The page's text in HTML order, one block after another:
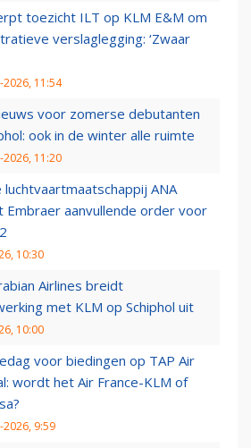
toezicht ILT op KLM E&M om
verslaglegging: ‘Zwaar
2026, 11:54
voor zomerse debutanten
ook in de winter alle ruimte
2026, 11:20
luchtvaartmaatschappij ANA
Embraer aanvullende order voor
10:30
Airlines breidt
met KLM op Schiphol uit
10:00
voor biedingen op TAP Air
wordt het Air France-KLM of
2026, 9:59